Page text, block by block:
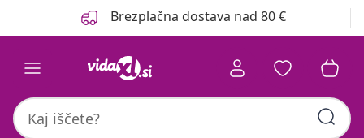
Brezplačna dostava nad 80 €